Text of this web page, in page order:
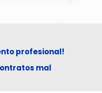
profesional!
mal